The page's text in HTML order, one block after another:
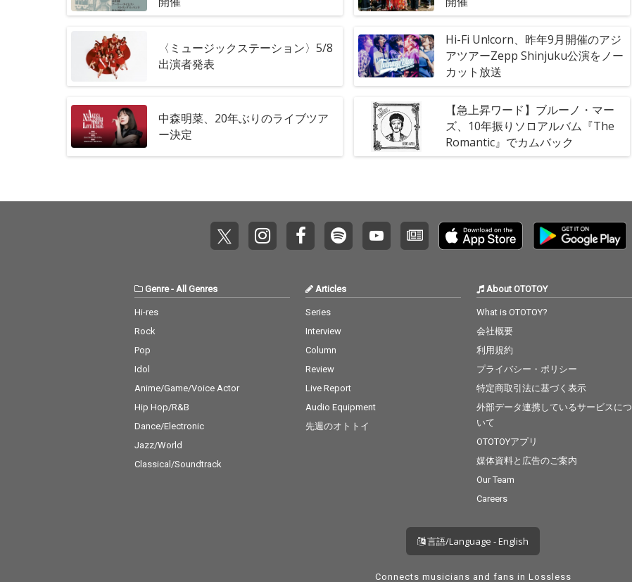
〈ミュージックステーション〉5/8
出演者発表
Hi-Fi Un!corn、昨年9月開催のアジ
アツアーZepp Shinjuku公演をノー
カット放送
中森明菜、20年ぶりのライブツア
ー決定
【急上昇ワード】ブルーノ・マー
ズ、10年振りソロアルバム『The
Romantic』でカムバック
Genre- All Genres
Hi-res
Rock
Pop
Idol
Anime/Game/Voice Actor
Hip Hop/R&B
Dance/Electronic
Jazz/World
Classical/Soundtrack
Articles
Series
Interview
Column
Review
Live Report
Audio Equipment
先週のオトトイ
About OTOTOY
What is OTOTOY?
会社概要
利用規約
プライバシー・ポリシー
特定商取引法に基づく表示
外部データ連携しているサービスにつ
いて
OTOTOYアプリ
媒体資料と広告のご案内
Our Team
Careers
言語/Language - English
Connects musicians and fans in Lossless